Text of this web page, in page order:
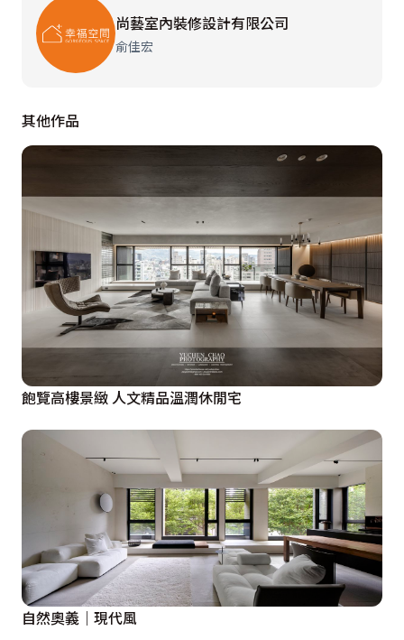
感，真實體現家的溫暖表情。
深色的木百葉窗與大片天光交融中，尚藝室內設計拿捏空
伴著自然柔和的節奏，漫入整個生活空間。
尚藝室內裝修設計有限公司
俞佳宏
其他作品
飽覽高樓景緻 人文精品溫潤休閒宅
自然奧義｜現代風